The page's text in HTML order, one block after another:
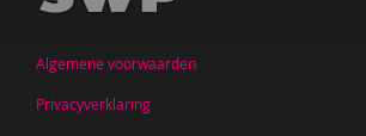
Algemene voorwaarden
Privacyverklaring